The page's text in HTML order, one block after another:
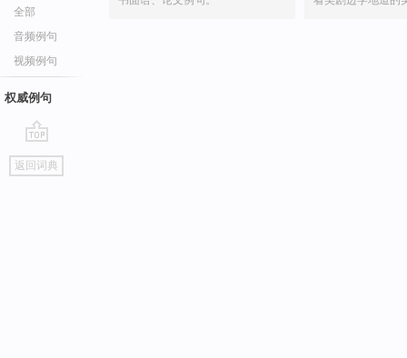
全部
音频例句
视频例句
权威例句
go
top
返回词典